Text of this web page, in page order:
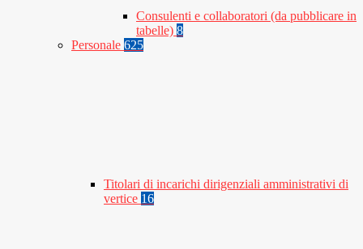
Consulenti e collaboratori (da pubblicare in
tabelle) 8
Personale 625
Titolari di incarichi dirigenziali amministrativi di
vertice 16